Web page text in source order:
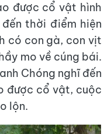
được cổ vật hình
thời điểm hiện
có con gà, con vịt
mo về cúng bái.
Chóng nghĩ đến
được cổ vật, cuộc
lộn.